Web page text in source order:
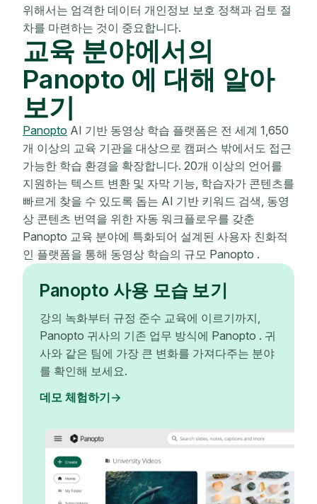
위해서는 엄격한 데이터 개인정보 보호 정책과 검토 절
차를 마련하는 것이 중요합니다.
교육 분야에서의
Panopto 에 대해 알아
보기
Panopto AI 기반 동영상 학습 플랫폼은 전 세계 1,650
개 이상의 교육 기관을 대상으로 캠퍼스 밖에서도 접근
가능한 학습 환경을 확장합니다. 20개 이상의 언어를
지원하는 텍스트 변환 및 자막 기능, 학습자가 콘텐츠를
빠르게 찾을 수 있도록 돕는 AI 기반 키워드 검색, 동영
상 콘텐츠 번역을 위한 자동 워크플로우를 갖춘
Panopto 교육 분야에 특화되어 설계된 사용자 친화적
인 플랫폼을 통해 동영상 학습의 규모 Panopto .
Panopto 사용 모습 보기
강의 녹화부터 규정 준수 교육에 이르기까지,
Panopto 귀사의 기존 업무 방식에 Panopto . 귀
사와 같은 팀에 가장 큰 변화를 가져다주는 분야
를 확인해 보세요.
데모 체험하기